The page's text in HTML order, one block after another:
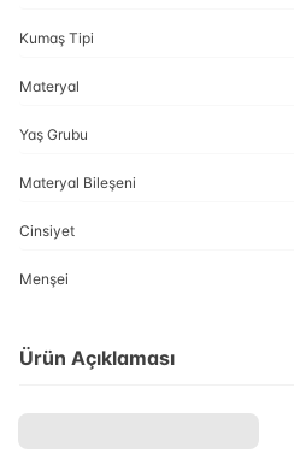
Kumaş Tipi
Materyal
Yaş Grubu
Materyal Bileşeni
Cinsiyet
Menşei
Ürün Açıklaması